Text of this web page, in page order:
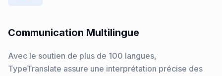
Communication Multilingue
Avec le soutien de plus de 100 langues,
TypeTranslate assure une interprétation précise des